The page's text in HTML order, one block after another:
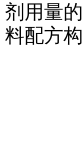
剂用量
料配方